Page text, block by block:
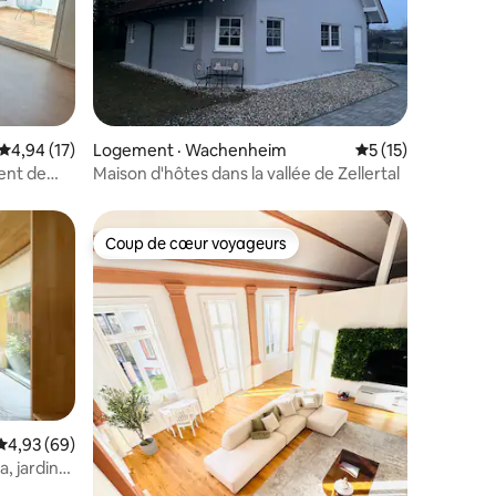
moyenne de 4,94 sur 5, 17 commentaires
4,94 (17)
de
Logement · Wachenheim Note moyenne
5 (15)
Maison d'hôtes dans la vallée de Zellertal
moyenne de 4,93 sur 5, 69 commentaires
4,93 (69)
jardin
Coup de cœur voyageurs
Coup de cœur voyageurs